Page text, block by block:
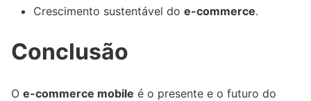
Crescimento sustentável do e-commerce.
Conclusão
O e-commerce mobile é o presente e o futuro do